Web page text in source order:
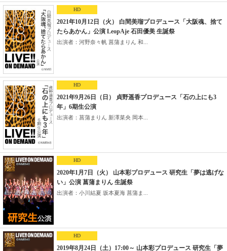
HD
2021年10月12日（火） 白間美瑠プロデュース「大阪魂、捨て
たらあかん」公演 LeopAje 石田優美 生誕祭
出演者：河野奈々帆 菖蒲まりん 和...
HD
2021年9月26日（日） 貞野遥香プロデュース「石の上にも3
年」6期生公演
出演者：菖蒲まりん 新澤菜央 岡本...
HD
2020年1月7日（火） 山本彩プロデュース 研究生「夢は逃げな
い」公演 菖蒲まりん 生誕祭
出演者：小川結夏 坂本夏海 菖蒲ま...
HD
2019年8月24日（土）17:00～ 山本彩プロデュース 研究生「夢